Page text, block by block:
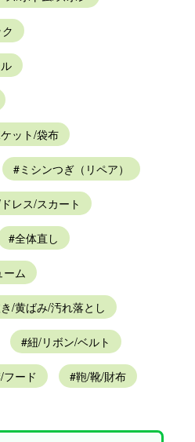
ット/袋布
ミシンつぎ（リペア）
レス/スカート
全体直し
ーム
/黄ばみ/汚れ落とし
紐/リボン/ベルト
フード 鞄/靴/財布